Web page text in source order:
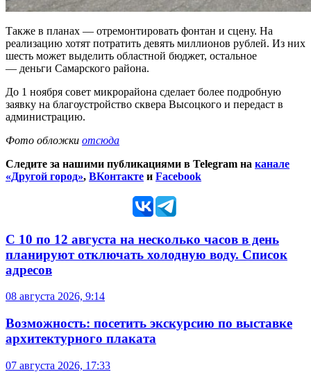
Также в планах — отремонтировать фонтан и сцену. На
реализацию хотят потратить девять миллионов рублей. Из них
шесть может выделить областной бюджет, остальное
— деньги Самарского района.
До 1 ноября совет микрорайона сделает более подробную
заявку на благоустройство сквера Высоцкого и передаст в
администрацию.
Фото обложки отсюда
Следите за нашими публикациями в Telegram на канале
«Другой город», ВКонтакте и Facebook
С 10 по 12 августа на несколько часов в день
планируют отключать холодную воду. Список
адресов
08 августа 2026, 9:14
Возможность: посетить экскурсию по выставке
архитектурного плаката
07 августа 2026, 17:33